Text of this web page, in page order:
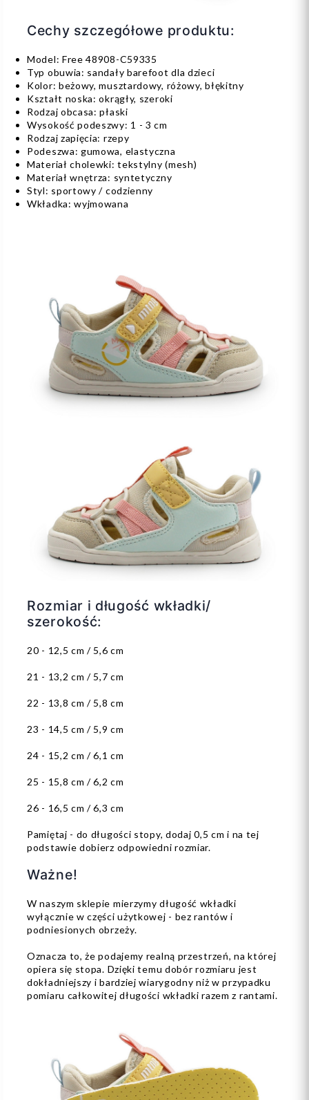
Cechy szczegółowe produktu:
Model: Free 48908-C59335
Typ obuwia: sandały barefoot dla dzieci
Kolor: beżowy, musztardowy, różowy, błękitny
Kształt noska: okrągły, szeroki
Rodzaj obcasa: płaski
Wysokość podeszwy: 1 - 3 cm
Rodzaj zapięcia: rzepy
Podeszwa: gumowa, elastyczna
Materiał cholewki: tekstylny (mesh)
Materiał wnętrza: syntetyczny
Styl: sportowy / codzienny
Wkładka: wyjmowana
Rozmiar i długość wkładki/
szerokość:
20 - 12,5 cm / 5,6 cm
21 - 13,2 cm / 5,7 cm
22 - 13,8 cm / 5,8 cm
23 - 14,5 cm / 5,9 cm
24 - 15,2 cm / 6,1 cm
25 - 15,8 cm / 6,2 cm
26 - 16,5 cm / 6,3 cm
Pamiętaj - do długości stopy, dodaj 0,5 cm i na tej
podstawie dobierz odpowiedni rozmiar.
Ważne!
W naszym sklepie mierzymy długość wkładki
wyłącznie w części użytkowej - bez rantów i
podniesionych obrzeży.
Oznacza to, że podajemy realną przestrzeń, na której
opiera się stopa. Dzięki temu dobór rozmiaru jest
dokładniejszy i bardziej wiarygodny niż w przypadku
pomiaru całkowitej długości wkładki razem z rantami.